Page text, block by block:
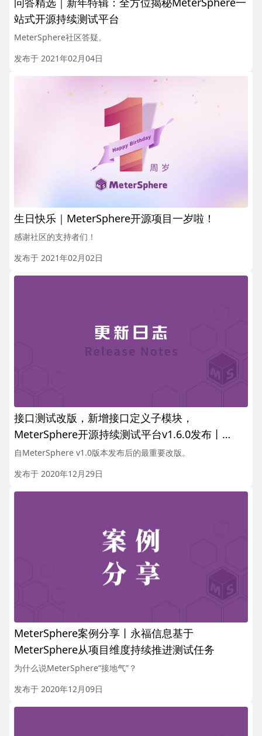
站式开源持续测试平台
MeterSphere社区答疑。
发布于 2021年02月04日
生日快乐｜MeterSphere开源项目一岁啦！
感谢社区的支持者们！
发布于 2021年02月02日
接口测试改版，新增接口定义子模块，
MeterSphere开源持续测试平台v1.6.0发布丨
Release Notes
自MeterSphere v1.0版本发布后的最重要改版。
发布于 2020年12月29日
MeterSphere案例分享丨永福信息基于
MeterSphere从项目维度持续推进测试任务
为什么说MeterSphere“接地气”？
发布于 2020年12月09日